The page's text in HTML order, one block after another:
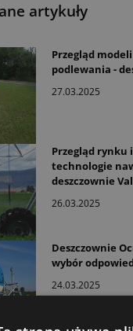
artykuły
Przegląd
podlewania -
27.03.2025
Przegląd rynku
technologie
deszczownie
26.03.2025
Deszczownie
wybór
24.03.2025